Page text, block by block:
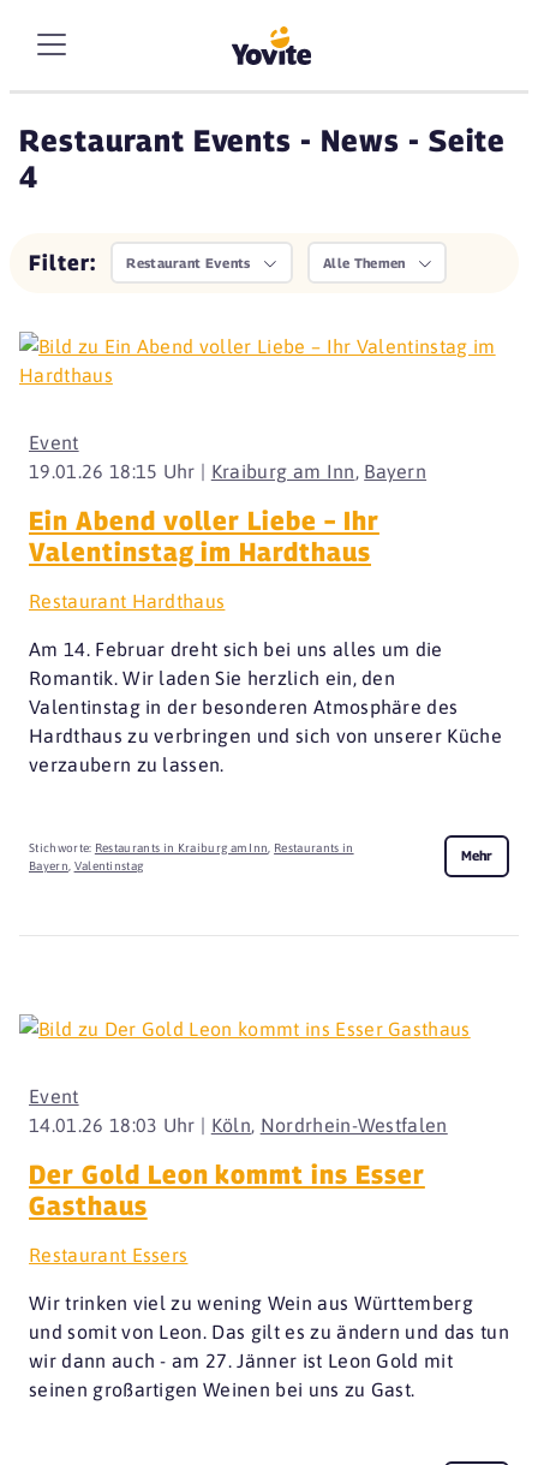
Restaurant Events - News - Seite
4
Filter: Restaurant Events Alle Themen
19.01.26 18:15 Uhr | Kraiburg am Inn, Bayern
Event
Ein Abend voller Liebe – Ihr
Valentinstag im Hardthaus
Restaurant Hardthaus
Am 14. Februar dreht sich bei uns alles um die
Romantik. Wir laden Sie herzlich ein, den
Valentinstag in der besonderen Atmosphäre des
Hardthaus zu verbringen und sich von unserer Küche
verzaubern zu lassen.
Stichworte: Restaurants in Kraiburg am Inn
Restaurants in
Bayern Valentinstag
Mehr
14.01.26 18:03 Uhr | Köln, Nordrhein-Westfalen
Event
Der Gold Leon kommt ins Esser
Gasthaus
Restaurant Essers
Wir trinken viel zu wening Wein aus Württemberg
und somit von Leon. Das gilt es zu ändern und das tun
wir dann auch - am 27. Jänner ist Leon Gold mit
seinen großartigen Weinen bei uns zu Gast.